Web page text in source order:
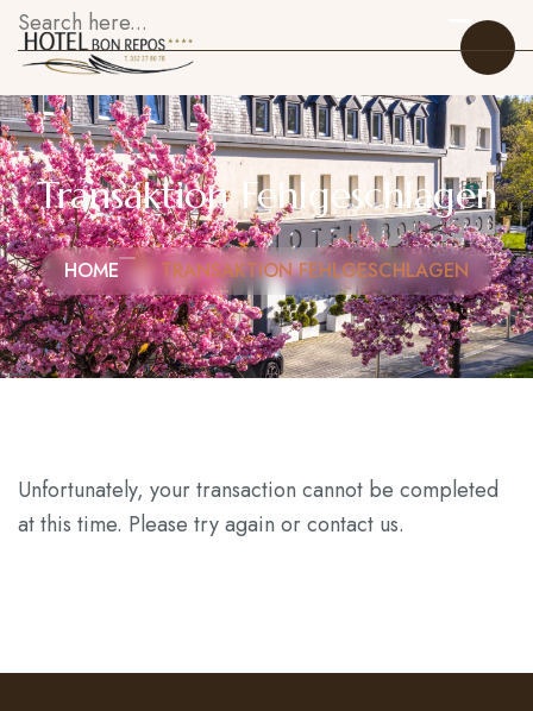
Startseite
Zimmer
Restaurant
Sehenswürdigkeiten
Transaktion Fehlgeschlagen
HOME TRANSAKTION FEHLGESCHLAGEN
Unfortunately, your transaction cannot be completed
at this time. Please try again or contact us.